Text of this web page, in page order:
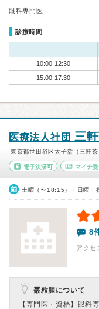
眼科専門医
診療時間
10:00-12:30
15:00-17:30
医療法人社団 三
東京都世田谷区太子堂（三軒
電子決済可 マイナ
土曜（〜18:15）・日曜・
8
アク
霰粒腫について
【専門医・資格】 眼科